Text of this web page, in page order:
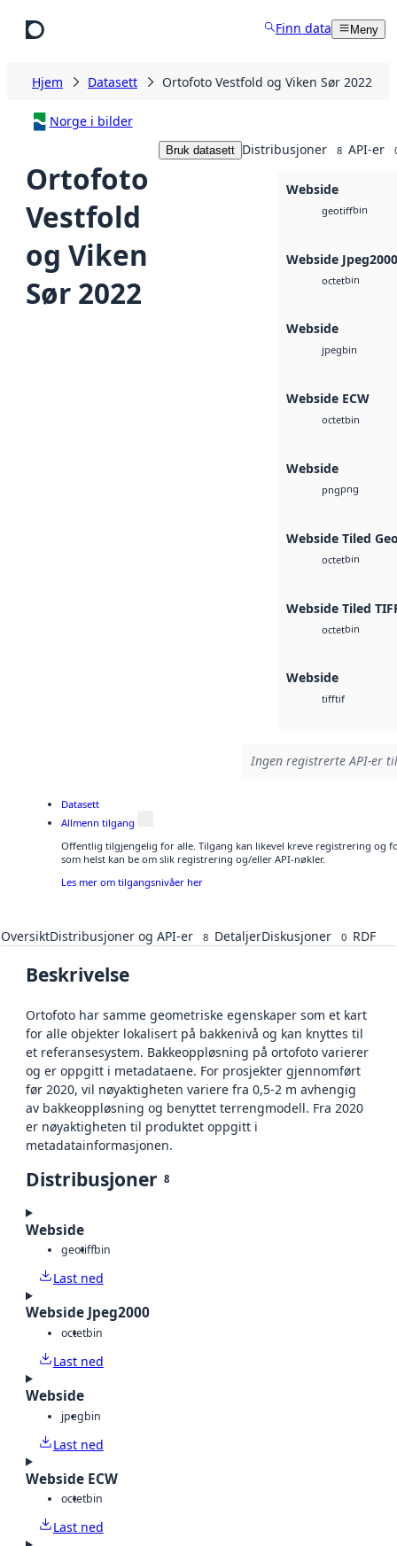
Finn data Meny
Hjem Datasett Ortofoto Vestfold og Viken Sør 2022
Norge i bilder
Ortofoto
Vestfold
og Viken
Sør 2022
Bruk datasett Distribusjoner 8 API-er
Webside
geotiffbin
Webside Jpeg2000
octetbin
Webside
jpegbin
Webside ECW
octetbin
Webside
pngpng
Webside Tiled
octetbin
Webside Tiled
octetbin
Webside
tifftif
Ingen registrerte API-er
Datasett
Allmenn tilgang
Offentlig tilgjengelig for alle. Tilgang kan likevel kreve registrering og
som helst kan be om slik registrering og/eller API-nøkler.
Les mer om tilgangsnivåer her
OversiktDistribusjoner og API-er 8 DetaljerDiskusjoner 0 RDF
Beskrivelse
Ortofoto har samme geometriske egenskaper som et kart
for alle objekter lokalisert på bakkenivå og kan knyttes til
et referansesystem. Bakkeoppløsning på ortofoto varierer
og er oppgitt i metadataene. For prosjekter gjennomført
før 2020, vil nøyaktigheten variere fra 0,5-2 m avhengig
av bakkeoppløsning og benyttet terrengmodell. Fra 2020
er nøyaktigheten til produktet oppgitt i
metadatainformasjonen.
Distribusjoner 8
Webside
geotiffbin
Last ned
Webside Jpeg2000
octetbin
Last ned
Webside
jpegbin
Last ned
Webside ECW
octetbin
Last ned